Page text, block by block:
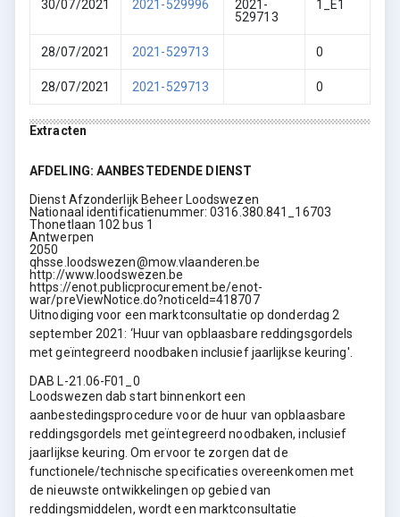
30/07/2021 2021-529996
2021-
529713
1_E1
28/07/2021 2021-529713 0
28/07/2021 2021-529713 0
Extracten
AFDELING: AANBESTEDENDE DIENST
Dienst Afzonderlijk Beheer Loodswezen
Nationaal identificatienummer: 0316.380.841_16703
Thonetlaan 102 bus 1
Antwerpen
2050
qhsse.loodswezen@mow.vlaanderen.be
http://www.loodswezen.be
https://enot.publicprocurement.be/enot-
war/preViewNotice.do?noticeId=418707
Uitnodiging voor een marktconsultatie op donderdag 2
september 2021: ‘Huur van opblaasbare reddingsgordels
met geïntegreerd noodbaken inclusief jaarlijkse keuring'.
DAB L-21.06-F01_0
Loodswezen dab start binnenkort een
aanbestedingsprocedure voor de huur van opblaasbare
reddingsgordels met geïntegreerd noodbaken, inclusief
jaarlijkse keuring. Om ervoor te zorgen dat de
functionele/technische specificaties overeenkomen met
de nieuwste ontwikkelingen op gebied van
reddingsmiddelen, wordt een marktconsultatie